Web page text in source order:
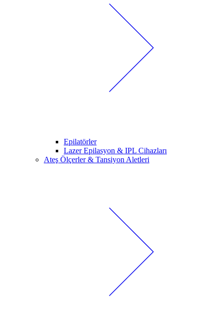
Epilatörler
Lazer Epilasyon & IPL Cihazları
Ateş Ölçerler & Tansiyon Aletleri